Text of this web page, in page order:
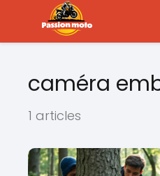
caméra
1 articles